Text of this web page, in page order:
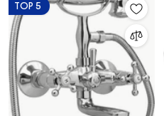
TOP 5